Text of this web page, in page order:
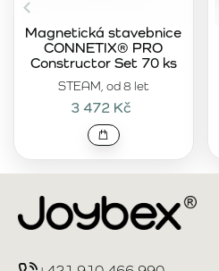
STEAM, od 8 let
Magnetická stavebnice
CONNETIX® PRO
Constructor Set 70 ks
3 472 Kč